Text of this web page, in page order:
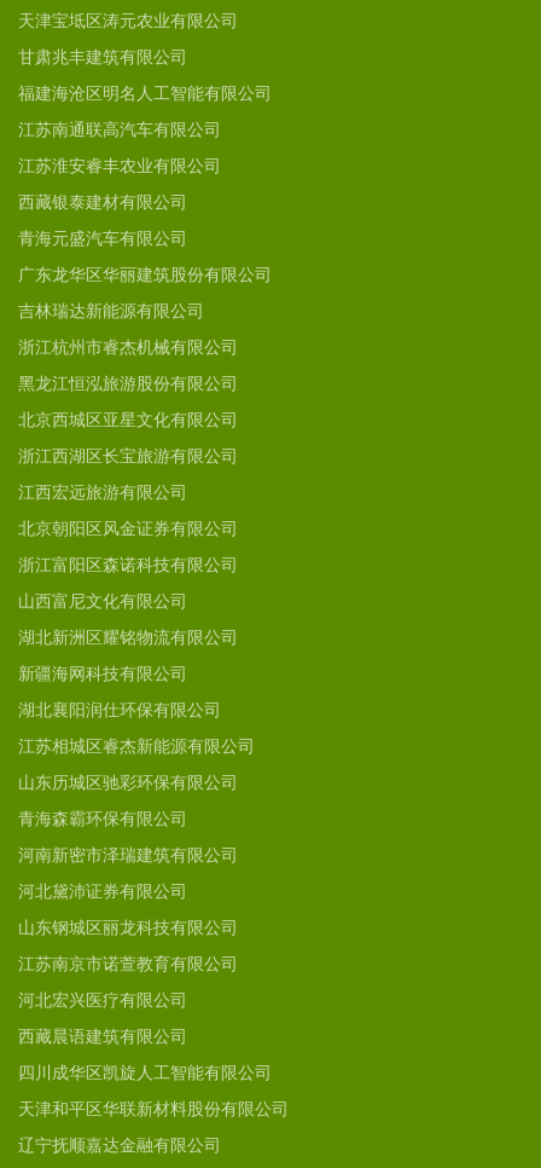
天津宝坻区涛元农业有限公司
甘肃兆丰建筑有限公司
福建海沧区明名人工智能有限公司
江苏南通联高汽车有限公司
江苏淮安睿丰农业有限公司
西藏银泰建材有限公司
青海元盛汽车有限公司
广东龙华区华丽建筑股份有限公司
吉林瑞达新能源有限公司
浙江杭州市睿杰机械有限公司
黑龙江恒泓旅游股份有限公司
北京西城区亚星文化有限公司
浙江西湖区长宝旅游有限公司
江西宏远旅游有限公司
北京朝阳区风金证券有限公司
浙江富阳区森诺科技有限公司
山西富尼文化有限公司
湖北新洲区耀铭物流有限公司
新疆海网科技有限公司
湖北襄阳润仕环保有限公司
江苏相城区睿杰新能源有限公司
山东历城区驰彩环保有限公司
青海森霸环保有限公司
河南新密市泽瑞建筑有限公司
河北黛沛证券有限公司
山东钢城区丽龙科技有限公司
江苏南京市诺萱教育有限公司
河北宏兴医疗有限公司
西藏晨语建筑有限公司
四川成华区凯旋人工智能有限公司
天津和平区华联新材料股份有限公司
辽宁抚顺嘉达金融有限公司